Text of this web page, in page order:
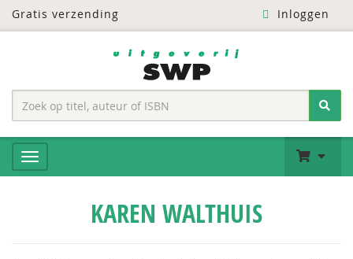
Gratis verzending Inloggen
KAREN WALTHUIS